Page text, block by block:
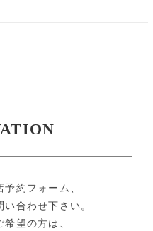
約フォーム、
合わせ下さい。
望の方は、